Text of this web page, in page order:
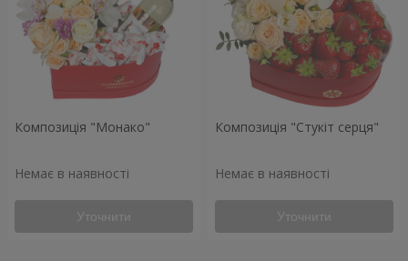
Композиція "Монако"
Немає в наявності
Уточнити
Композиція "Стукіт серця"
Немає в наявності
Уточнити